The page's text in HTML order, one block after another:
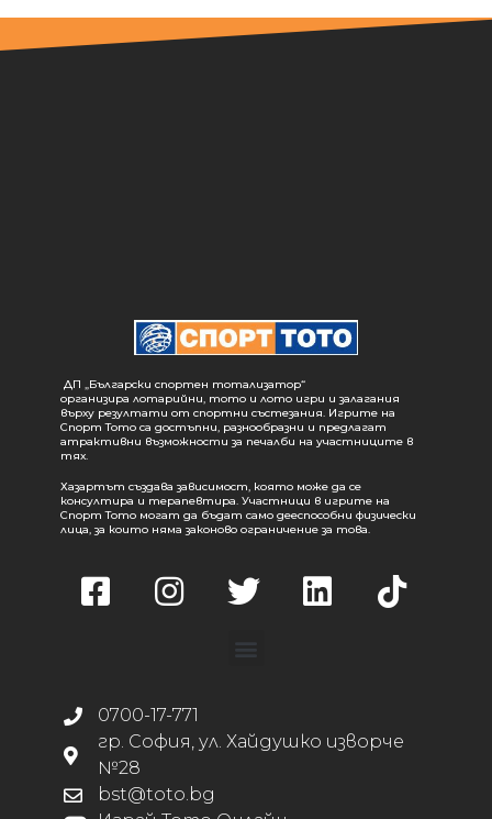
ДП „Български спортен тотализатор“
организира лотарийни, тото и лото игри и залагания
върху резултати от спортни състезания. Игрите на
Спорт Тото са достъпни, разнообразни и предлагат
атрактивни възможности за печалби на участниците в
тях.
Хазартът създава зависимост, която може да се
консултира и терапевтира. Участници в игрите на
Спорт Тото могат да бъдат само дееспособни физически
лица, за които няма законово ограничение за това.
0700-17-771
гр. София, ул. Хайдушко изворче
№28
bst@toto.bg